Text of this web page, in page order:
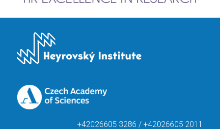
+42026605 3286 / +42026605 2011